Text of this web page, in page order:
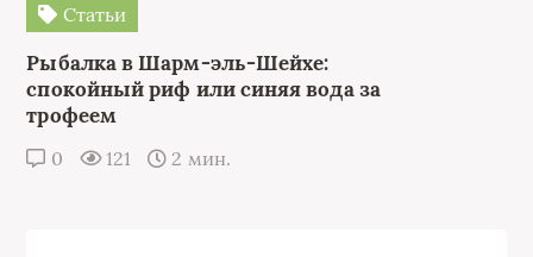
Статьи
Рыбалка в Шарм-эль-Шейхе:
спокойный риф или синяя вода за
трофеем
0 121 2 мин.